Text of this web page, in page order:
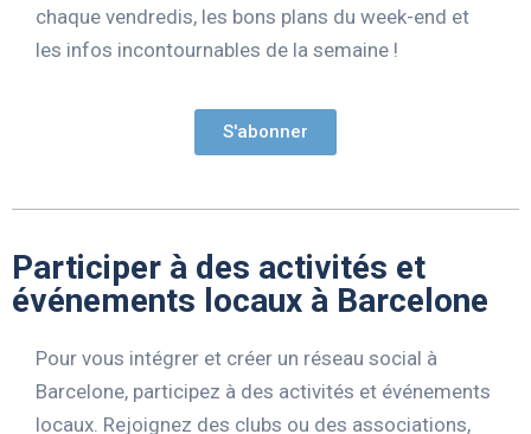
chaque vendredis, les bons plans du week-end et
les infos incontournables de la semaine !
S'abonner
Participer à des activités et
événements locaux à Barcelone
Pour vous intégrer et créer un réseau social à
Barcelone, participez à des activités et événements
locaux. Rejoignez des clubs ou des associations,